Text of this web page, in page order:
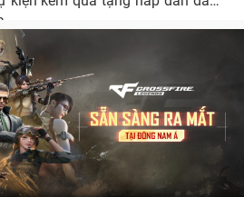
kèm quà tặng hấp dẫn dành